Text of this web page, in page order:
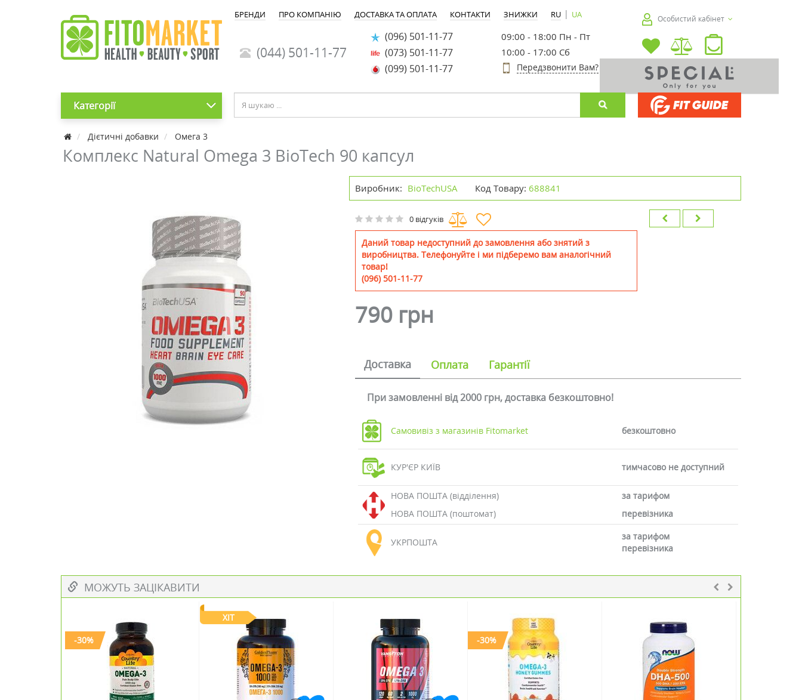
БРЕНДИ ПРО КОМПАНІЮ ДОСТАВКА ТА ОПЛАТА КОНТАКТИ ЗНИЖКИ RU | UA
(044) 501-11-77
(096) 501-11-77
(073) 501-11-77
(099) 501-11-77
09:00 - 18:00 Пн - Пт
10:00 - 17:00 Сб
Передзвонити Вам?
Особистий кабінет
Категорії
Дієтичні добавки Омега 3
Комплекс Natural Omega 3 BioTech 90 капсул
Виробник: BioTechUSA Код Товару: 688841
0 відгуків
Даний товар недоступний до замовлення або знятий з
виробництва. Телефонуйте і ми підберемо вам аналогічний
товар!
(096) 501-11-77
790 грн
Доставка Оплата Гарантії
При замовленні від 2000 грн, доставка безкоштовно!
Самовивіз з магазинів Fitomarket безкоштовно
КУР'ЄР КИЇВ тимчасово не доступний
НОВА ПОШТА (відділення)
за тарифом
НОВА ПОШТА (поштомат)
перевізника
УКРПОШТА
за тарифом
перевізника
МОЖУТЬ ЗАЦІКАВИТИ
-30%
ХІТ
-30%